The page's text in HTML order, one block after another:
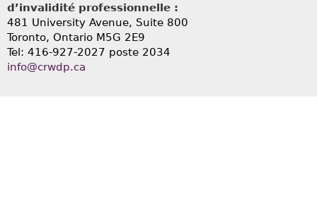
d’invalidité professionnelle :
481 University Avenue, Suite 800
Toronto, Ontario M5G 2E9
Tel: 416-927-2027 poste 2034
info@crwdp.ca